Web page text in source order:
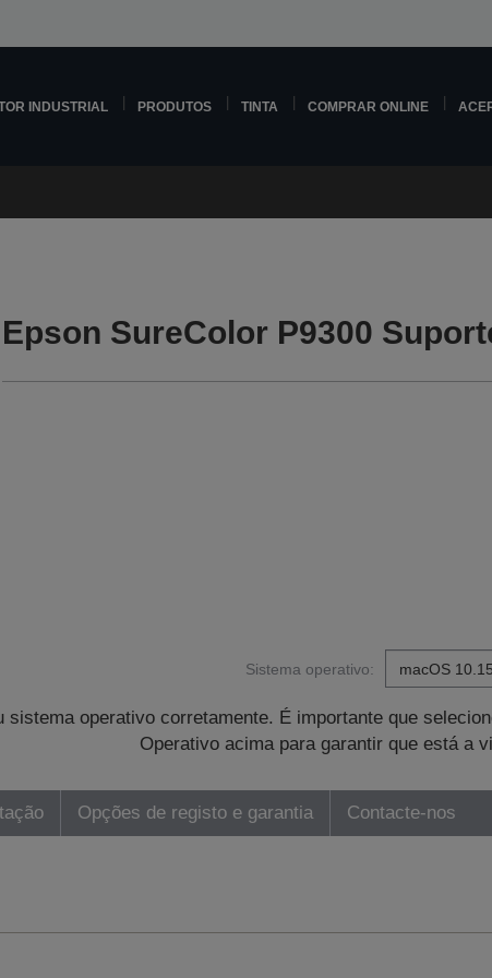
INDUSTRIAL PRODUTOS TINTA COMPRAR ONLINE
Epson SureColor P9300
Sistema operativo:
sistema operativo corretamente. É importante que
Operativo acima para garantir que está a
Opções de registo e garantia Contacte-nos